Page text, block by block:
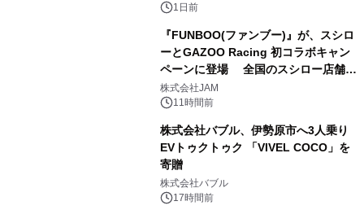
1日前
『FUNBOO(ファンブー)』が、スシロ
ーとGAZOO Racing 初コラボキャン
ペーンに登場 全国のスシロー店舗で
GR 4車種の FUNBOO(ミニカー)付き
メニューが展開されます
株式会社JAM
11時間前
株式会社バブル、伊勢原市へ3人乗り
EVトゥクトゥク 「VIVEL COCO」を
寄贈
株式会社バブル
17時間前